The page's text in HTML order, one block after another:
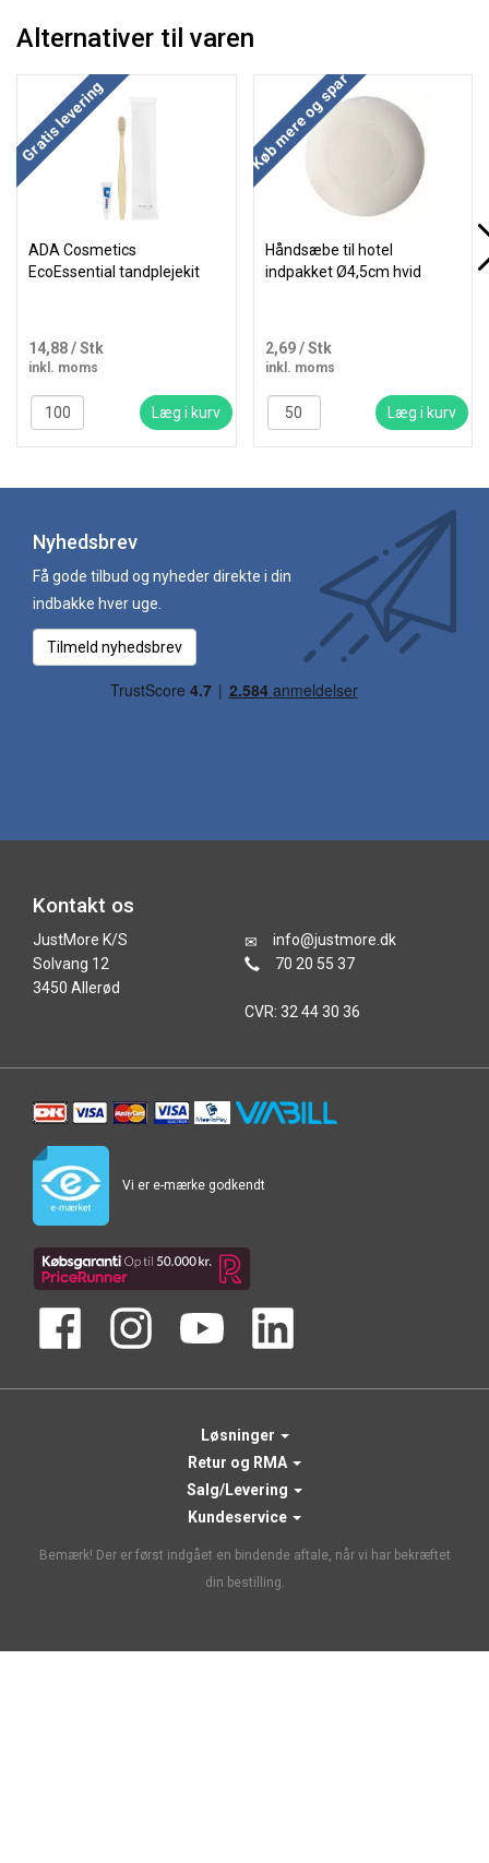
Alternativer til varen
Gratis levering
ADA Cosmetics
EcoEssential tandplejekit
14,88/ Stk
inkl. moms
Læg i kurv
Køb mere og spar
Håndsæbe til hotel
indpakket Ø4,5cm hvid
2,69/ Stk
inkl. moms
Læg i kurv
Nyhedsbrev
Få gode tilbud og nyheder direkte i din
indbakke hver uge.
Tilmeld nyhedsbrev
Kontakt os
JustMore K/S
Solvang 12
3450 Allerød
info@justmore.dk
70 20 55 37
CVR: 32 44 30 36
Vi er e-mærke godkendt
Løsninger
Retur og RMA
Salg/Levering
Kundeservice
Bemærk! Der er først indgået en bindende aftale, når vi har bekræftet
din bestilling.